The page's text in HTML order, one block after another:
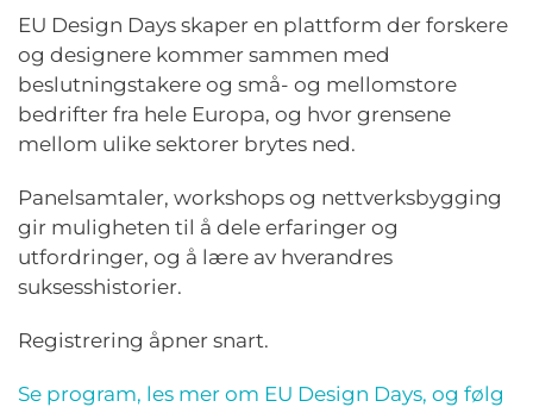
EU Design Days skaper en plattform der forskere
og designere kommer sammen med
beslutningstakere og små- og mellomstore
bedrifter fra hele Europa, og hvor grensene
mellom ulike sektorer brytes ned.
Panelsamtaler, workshops og nettverksbygging
gir muligheten til å dele erfaringer og
utfordringer, og å lære av hverandres
suksesshistorier.
Registrering åpner snart.
Se program, les mer om EU Design Days, og følg